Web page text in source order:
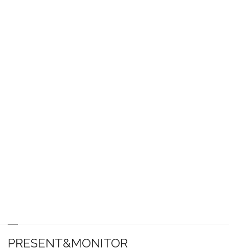
PRESENT&MONITOR